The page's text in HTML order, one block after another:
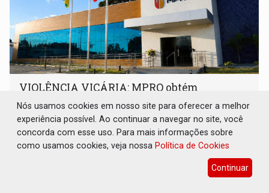
VIOLÊNCIA VICÁRIA: MPRO obtém
Espigão do Oeste
Geral 06 de Agosto de 2026 às 16:42
O crime ocorreu em março de 2025. Inconformado com o
término do relacionamento e visando atingir sua ex-
Nós usamos cookies em nosso site para oferecer a melhor
experiência possível. Ao continuar a navegar no site, você
concorda com esse uso. Para mais informações sobre
como usamos cookies, veja nossa Política de Cookies
Continuar